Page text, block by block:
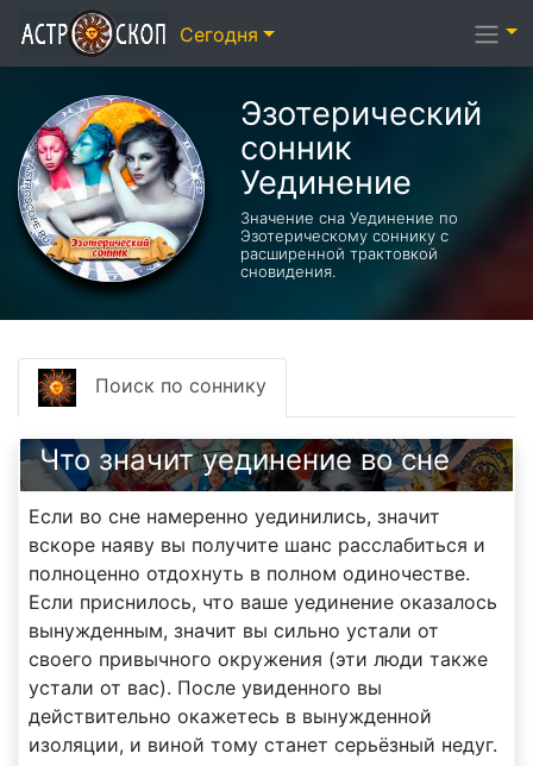
Эзотерический
cонник
Уединение
Значение сна Уединение по
Эзотерическому соннику с
расширенной трактовкой
сновидения.
Поиск по соннику
Что значит уединение во сне
Если во сне намеренно уединились, значит
вскоре наяву вы получите шанс расслабиться и
полноценно отдохнуть в полном одиночестве.
Если приснилось, что ваше уединение оказалось
вынужденным, значит вы сильно устали от
своего привычного окружения (эти люди также
устали от вас). После увиденного вы
действительно окажетесь в вынужденной
изоляции, и виной тому станет серьёзный недуг.
Сегодня